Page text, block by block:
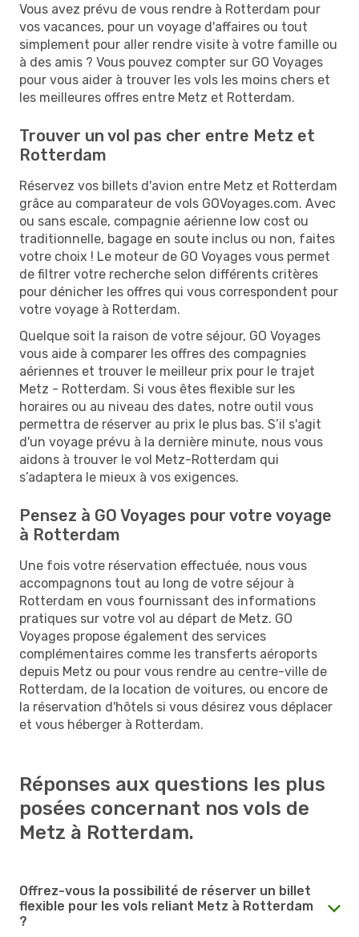
Vous avez prévu de vous rendre à Rotterdam pour
vos vacances, pour un voyage d'affaires ou tout
simplement pour aller rendre visite à votre famille ou
à des amis ? Vous pouvez compter sur GO Voyages
pour vous aider à trouver les vols les moins chers et
les meilleures offres entre Metz et Rotterdam.
Trouver un vol pas cher entre Metz et
Rotterdam
Réservez vos billets d'avion entre Metz et Rotterdam
grâce au comparateur de vols GOVoyages.com. Avec
ou sans escale, compagnie aérienne low cost ou
traditionnelle, bagage en soute inclus ou non, faites
votre choix ! Le moteur de GO Voyages vous permet
de filtrer votre recherche selon différents critères
pour dénicher les offres qui vous correspondent pour
votre voyage à Rotterdam.
Quelque soit la raison de votre séjour, GO Voyages
vous aide à comparer les offres des compagnies
aériennes et trouver le meilleur prix pour le trajet
Metz - Rotterdam. Si vous êtes flexible sur les
horaires ou au niveau des dates, notre outil vous
permettra de réserver au prix le plus bas. S’il s'agit
d'un voyage prévu à la dernière minute, nous vous
aidons à trouver le vol Metz-Rotterdam qui
s’adaptera le mieux à vos exigences.
Pensez à GO Voyages pour votre voyage
à Rotterdam
Une fois votre réservation effectuée, nous vous
accompagnons tout au long de votre séjour à
Rotterdam en vous fournissant des informations
pratiques sur votre vol au départ de Metz. GO
Voyages propose également des services
complémentaires comme les transferts aéroports
depuis Metz ou pour vous rendre au centre-ville de
Rotterdam, de la location de voitures, ou encore de
la réservation d'hôtels si vous désirez vous déplacer
et vous héberger à Rotterdam.
Réponses aux questions les plus
posées concernant nos vols de
Metz à Rotterdam.
Offrez-vous la possibilité de réserver un billet
flexible pour les vols reliant Metz à Rotterdam
?